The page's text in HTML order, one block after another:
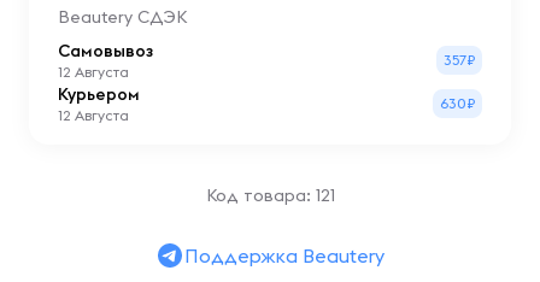
Beautery СДЭК
Самовывоз
12 Августа
357₽
Курьером
12 Августа
630₽
Код товара: 121
Поддержка Beautery